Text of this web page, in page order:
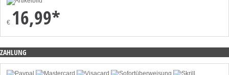
€ 16,99*
ZAHLUNG